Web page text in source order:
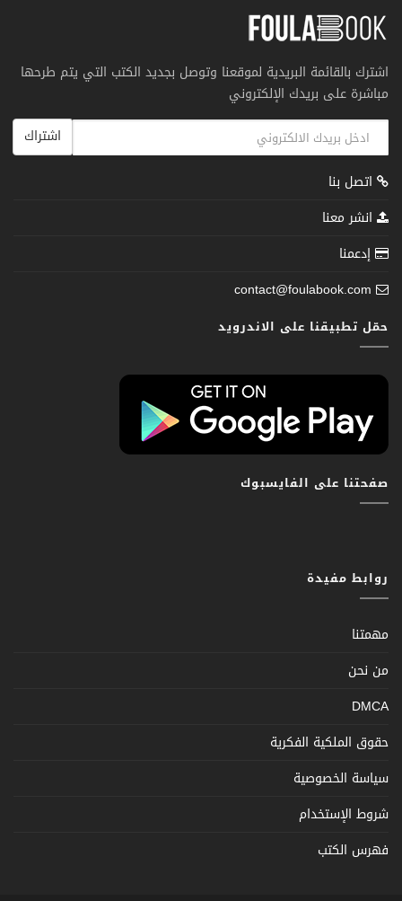
اشترك بالقائمة البريدية لموقعنا وتوصل بجديد الكتب التي يتم طرحها
مباشرة على بريدك الإلكتروني
اشتراك
اتصل بنا
انشر معنا
إدعمنا
contact@foulabook.com
حمّل تطبيقنا على الاندرويد
صفحتنا على الفايسبوك
روابط مفيدة
مهمتنا
من نحن
DMCA
حقوق الملكية الفكرية
سياسة الخصوصية
شروط الإستخدام
فهرس الكتب